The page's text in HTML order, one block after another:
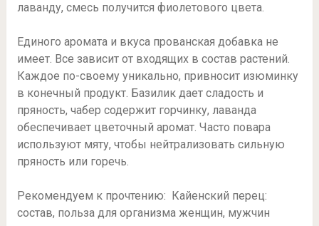
лаванду, смесь получится фиолетового цвета.
Единого аромата и вкуса прованская добавка не
имеет. Все зависит от входящих в состав растений.
Каждое по-своему уникально, привносит изюминку
в конечный продукт. Базилик дает сладость и
пряность, чабер содержит горчинку, лаванда
обеспечивает цветочный аромат. Часто повара
используют мяту, чтобы нейтрализовать сильную
пряность или горечь.
Рекомендуем к прочтению: Кайенский перец:
состав, польза для организма женщин, мужчин